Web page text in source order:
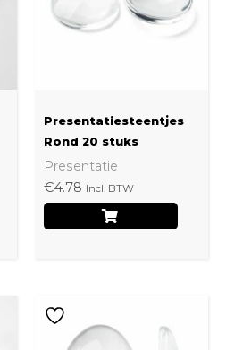
Presentatiesteentjes
Rond 20 stuks
Presentatie
€4.78 Incl. BTW